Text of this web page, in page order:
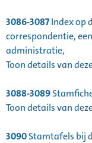
3086-3087Index op
correspondentie,
administratie,
Toon details van
3088-3089
Toon details van
3090Stamtafels bij